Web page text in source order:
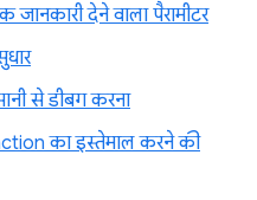
देने वाला पैरामीटर
से डीबग करना
का इस्तेमाल करने की